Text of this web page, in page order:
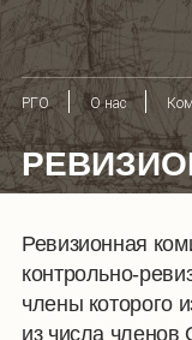
РГО О нас
Ревизионная
контрольно-
члены которого
из числа членов